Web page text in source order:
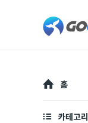
캐
–
캐
Explore
홈
카테고리